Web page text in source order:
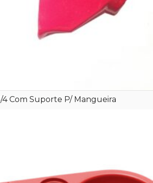
4 Com Suporte P/ Mangueira